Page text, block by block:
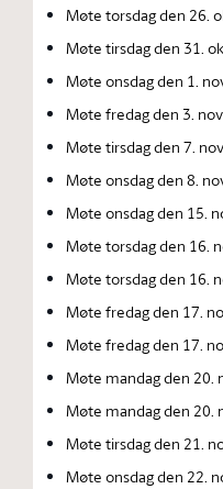
Møte torsdag den 26.
Møte tirsdag den 31.
Møte onsdag den 1.
Møte fredag den 3.
Møte tirsdag den 7.
Møte onsdag den 8.
Møte onsdag den 15.
Møte torsdag den 16.
Møte torsdag den 16.
Møte fredag den 17.
Møte fredag den 17.
Møte mandag den 20.
Møte mandag den 20.
Møte tirsdag den 21.
Møte onsdag den 22.